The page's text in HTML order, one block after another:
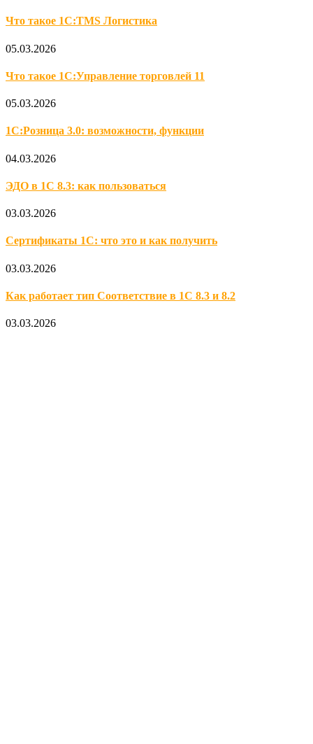
Что такое 1С:TMS Логистика
05.03.2026
Что такое 1С:Управление торговлей 11
05.03.2026
1С:Розница 3.0: возможности, функции
04.03.2026
ЭДО в 1С 8.3: как пользоваться
03.03.2026
Сертификаты 1С: что это и как получить
03.03.2026
Как работает тип Соответствие в 1С 8.3 и 8.2
03.03.2026